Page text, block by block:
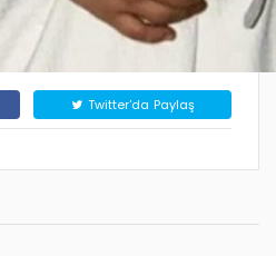
Twitter'da Paylaş